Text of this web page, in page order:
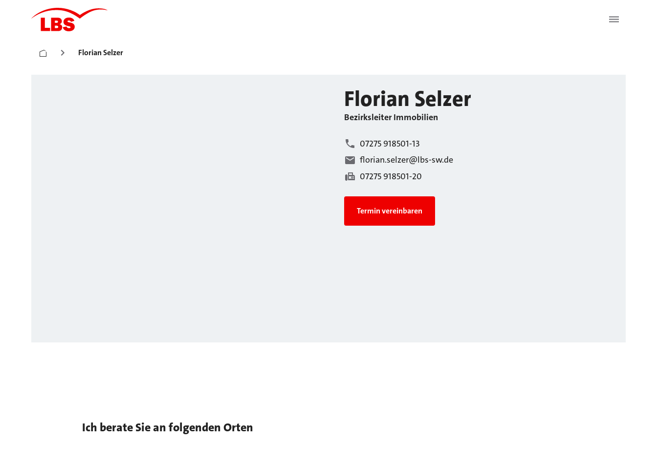
Florian Selzer
Florian Selzer
Bezirksleiter Immobilien
07275 918501-13
florian.selzer@lbs-sw.de
07275 918501-20
Termin vereinbaren
Ich berate Sie an folgenden Orten